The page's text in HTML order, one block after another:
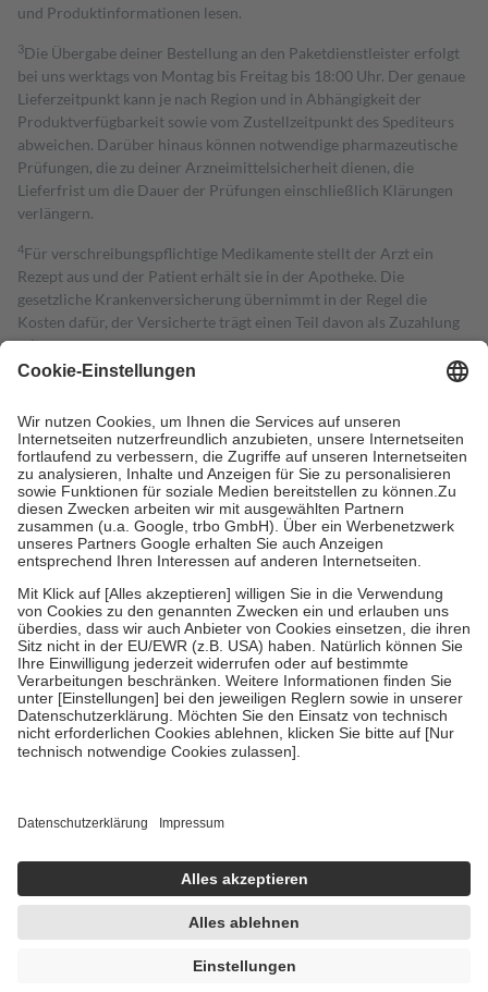
und Produktinformationen lesen.
3Die Übergabe deiner Bestellung an den Paketdienstleister erfolgt
bei uns werktags von Montag bis Freitag bis 18:00 Uhr. Der genaue
Lieferzeitpunkt kann je nach Region und in Abhängigkeit der
Produktverfügbarkeit sowie vom Zustellzeitpunkt des Spediteurs
abweichen. Darüber hinaus können notwendige pharmazeutische
Prüfungen, die zu deiner Arzneimittelsicherheit dienen, die
Lieferfrist um die Dauer der Prüfungen einschließlich Klärungen
verlängern.
4Für verschreibungspflichtige Medikamente stellt der Arzt ein
Rezept aus und der Patient erhält sie in der Apotheke. Die
gesetzliche Krankenversicherung übernimmt in der Regel die
Kosten dafür, der Versicherte trägt einen Teil davon als Zuzahlung
mit.
Grundsätzlich leisten Mitglieder Zuzahlungen in Höhe von zehn
höchstens zehn Euro.
Es sind jedoch nie mehr als die tatsächlichen
Kosten der Leistung zu entrichten.
Diese Regeln gelten grundsätzlich auch für Online-Apotheken.
Bei Heilmitteln und häuslicher Krankenpflege beträgt die
Zuzahlung zehn Prozent der Kosten sowie zehn Euro je
Verordnung.
Um das Engagement der Versicherten für ihre eigene Gesundheit zu
stärken und die besondere Stellung der Familie zu unterstützen,
fallenkeine Zuzahlungenan bei:
• Kindern und Jugendlichen bis zum vollendeten 18. Lebensjahr
mit Ausnahme der Fahrkosten
• Untersuchungen zur Vorsorge und Früherkennung, die von der
GKV getragen werden
• empfohlenen Schutzimpfungen
• Harn- und Blutteststreifen
getroffen, um sicherzustellen, dass es sich um echte Bewertungen
https://help.etrusted.com/hc/de/articles/4419944605341
Einige Bilder und Inhalte wurden unter Zuhilfenahme künstlicher